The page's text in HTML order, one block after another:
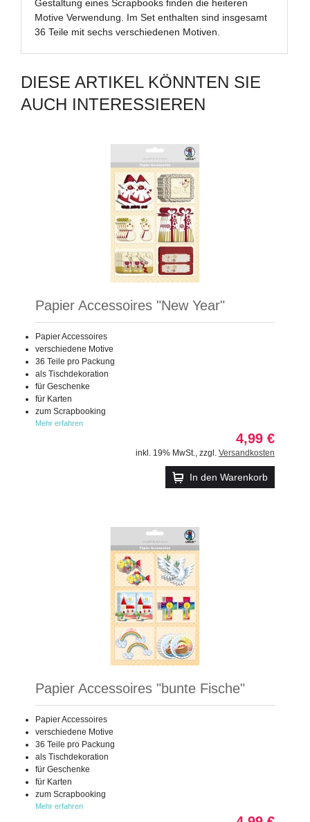
Gestaltung eines Scrapbooks finden die heiteren
Motive Verwendung. Im Set enthalten sind insgesamt
36 Teile mit sechs verschiedenen Motiven.
DIESE ARTIKEL KÖNNTEN SIE
AUCH INTERESSIEREN
Papier Accessoires "New Year"
Papier Accessoires
verschiedene Motive
36 Teile pro Packung
als Tischdekoration
für Geschenke
für Karten
zum Scrapbooking
Mehr erfahren
4,99 €
inkl. 19% MwSt. zzgl. Versandkosten
In den Warenkorb
Papier Accessoires "bunte Fische"
Papier Accessoires
verschiedene Motive
36 Teile pro Packung
als Tischdekoration
für Geschenke
für Karten
zum Scrapbooking
Mehr erfahren